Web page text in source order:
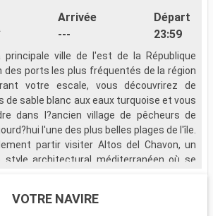
Arrivée
---
Départ
23:59
principale ville de l'est de la République
des ports les plus fréquentés de la région
votre escale, vous découvrirez de
de sable blanc aux eaux turquoise et vous
dans l?ancien village de pêcheurs de
l'une des plus belles plages de l'île.
partir visiter Altos del Chavon, un
style architectural méditerranéen où se
VOTRE NAVIRE